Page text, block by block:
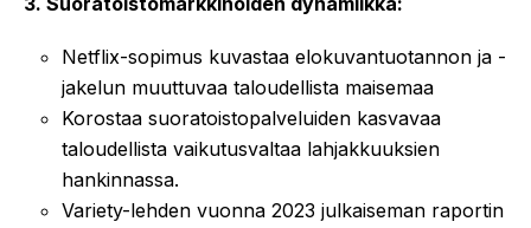
Netflix-sopimus kuvastaa elokuvantuotannon ja -
jakelun muuttuvaa taloudellista maisemaa
Korostaa suoratoistopalveluiden kasvavaa
taloudellista vaikutusvaltaa lahjakkuuksien
hankinnassa.
Variety-lehden vuonna 2023 julkaiseman raportin